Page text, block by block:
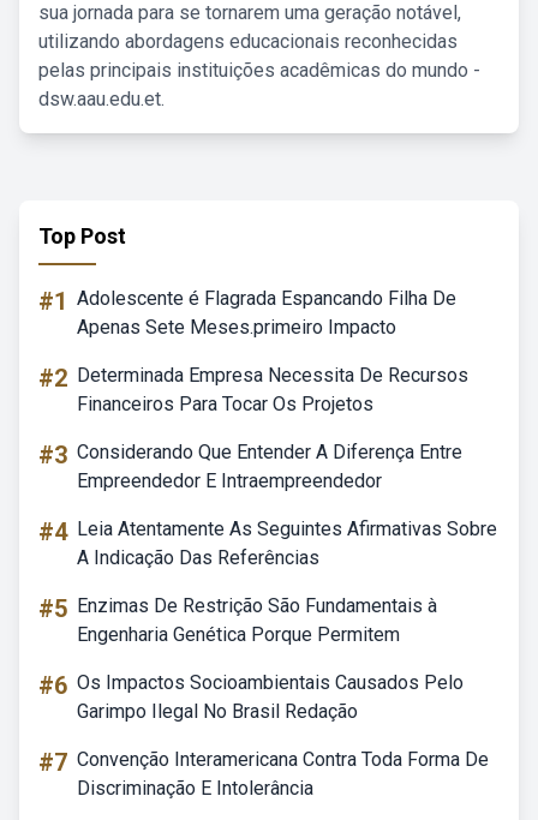
sua jornada para se tornarem uma geração notável,
utilizando abordagens educacionais reconhecidas
pelas principais instituições acadêmicas do mundo -
dsw.aau.edu.et.
Top Post
#1 Adolescente é Flagrada Espancando Filha De
Apenas Sete Meses.primeiro Impacto
#2 Determinada Empresa Necessita De Recursos
Financeiros Para Tocar Os Projetos
#3 Considerando Que Entender A Diferença Entre
Empreendedor E Intraempreendedor
#4 Leia Atentamente As Seguintes Afirmativas Sobre
A Indicação Das Referências
#5 Enzimas De Restrição São Fundamentais à
Engenharia Genética Porque Permitem
#6 Os Impactos Socioambientais Causados Pelo
Garimpo Ilegal No Brasil Redação
#7 Convenção Interamericana Contra Toda Forma De
Discriminação E Intolerância